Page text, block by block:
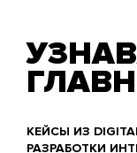
КЕЙСЫ ИЗ
РАЗРАБОТКИ